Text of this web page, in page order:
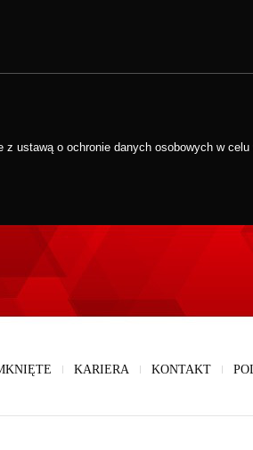
ustawą o ochronie danych osobowych w celu
KARIERA KONTAKT